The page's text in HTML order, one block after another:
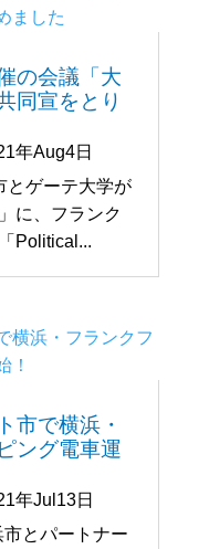
の会議「大
同宣をとり
年Aug4日
とゲーテ大学が
に、フランク
Political...
市で横浜・
ング電車運
年Jul13日
とパートナー